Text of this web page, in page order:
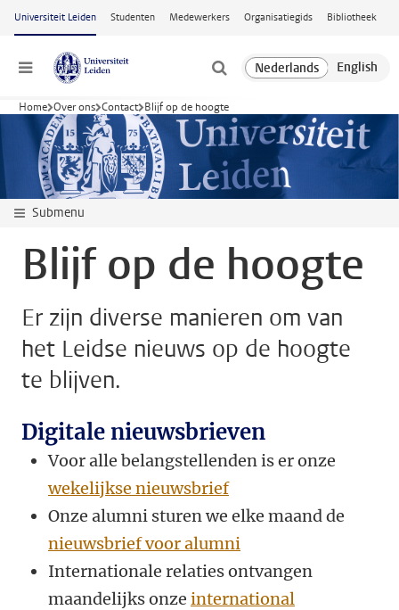
Ga naar hoofdinhoud
Universiteit Leiden Studenten Medewerkers Organisatiegids Bibliotheek
Menu
Home Over ons Contact Blijf op de hoogte
Submenu
Blijf op de hoogte
Er zijn diverse manieren om van
het Leidse nieuws op de hoogte
te blijven.
Digitale nieuwsbrieven
Voor alle belangstellenden is er onze
wekelijkse nieuwsbrief
Onze alumni sturen we elke maand de
nieuwsbrief voor alumni
Internationale relaties ontvangen
maandelijks onze international